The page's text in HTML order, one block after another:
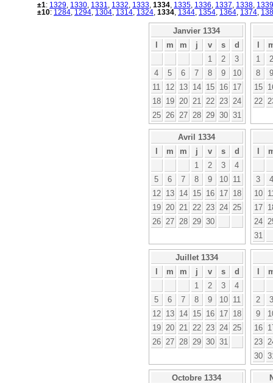
±1: 1329 1330 1331 1332 1333 1334 1335 1336 1337 1338 1339
±10: 1284 1294 1304 1314 1324 1334 1344 1354 1364 1374
Janvier 1334
l
m m j v s
d
1
2
3
4
5 6 7 8 9
10
11
12 13 14 15 16
17
18
19 20 21 22 23
24
25
26 27 28 29 30 31
l
1
2
8
9
15
22
Avril 1334
l
m m j v s
d
1
2 3
4
5
6 7 8 9 10
11
12
13 14 15 16 17
18
19
20 21 22 23 24
25
26
27 28 29 30
l
3
4
10
17
24
31
Juillet 1334
l
m m j v s
d
1
2 3
4
5
6 7 8 9 10
11
12
13 14 15 16 17
18
19
20 21 22 23 24
25
26
27 28 29 30 31
l
2
3
9
16
23
30
Octobre 1334